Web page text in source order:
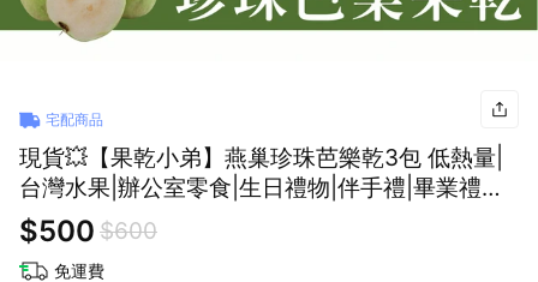
宅配商品
現貨💥【果乾小弟】燕巢珍珠芭樂乾3包 低熱量|
台灣水果|辦公室零食|生日禮物|伴手禮|畢業禮物|
母親節|台灣名產
$500 $600
免運費